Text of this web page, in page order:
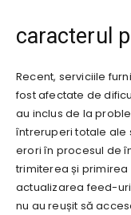
caracterul
Recent, serviciile
fost afectate de
au inclus de la
întreruperi totale ale
erori în procesul de
trimiterea și
actualizarea feed-
nu au reușit să